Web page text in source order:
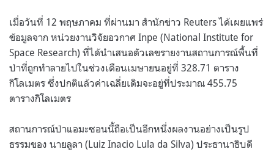
เมื่อวันที่ 12 พฤษภาคม ที่ผ่านมา สำนักข่าว Reuters ได้เผยแพร่
ข้อมูลจาก หน่วยงานวิจัยอวกาศ Inpe (National Institute for
Space Research) ที่ได้นำเสนอตัวเลขรายงานสถานการณ์พื้นที่
ป่าที่ถูกทำลายไปในช่วงเดือนเมษายนอยู่ที่ 328.71 ตาราง
กิโลเมตร ซึ่งปกติแล้วค่าเฉลี่ยเดิมจะอยู่ที่ประมาณ 455.75
ตารางกิโลเมตร
สถานการณ์ป่าแอมะซอนนี้ถือเป็นอีกหนึ่งผลงานอย่างเป็นรูป
ธรรมของ นายลูลา (Luiz Inacio Lula da Silva) ประธานาธิบดี